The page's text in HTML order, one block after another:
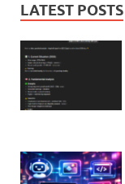
LATEST POSTS